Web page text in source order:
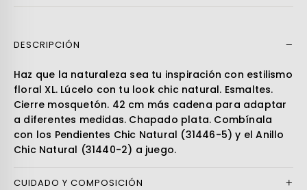
DESCRIPCIÓN
Haz que la naturaleza sea tu inspiración con estilismo
floral XL. Lúcelo con tu look chic natural. Esmaltes.
Cierre mosquetón. 42 cm más cadena para adaptar
a diferentes medidas. Chapado plata. Combínala
con los Pendientes Chic Natural (31446-5) y el Anillo
Chic Natural (31440-2) a juego.
CUIDADO Y COMPOSICIÓN